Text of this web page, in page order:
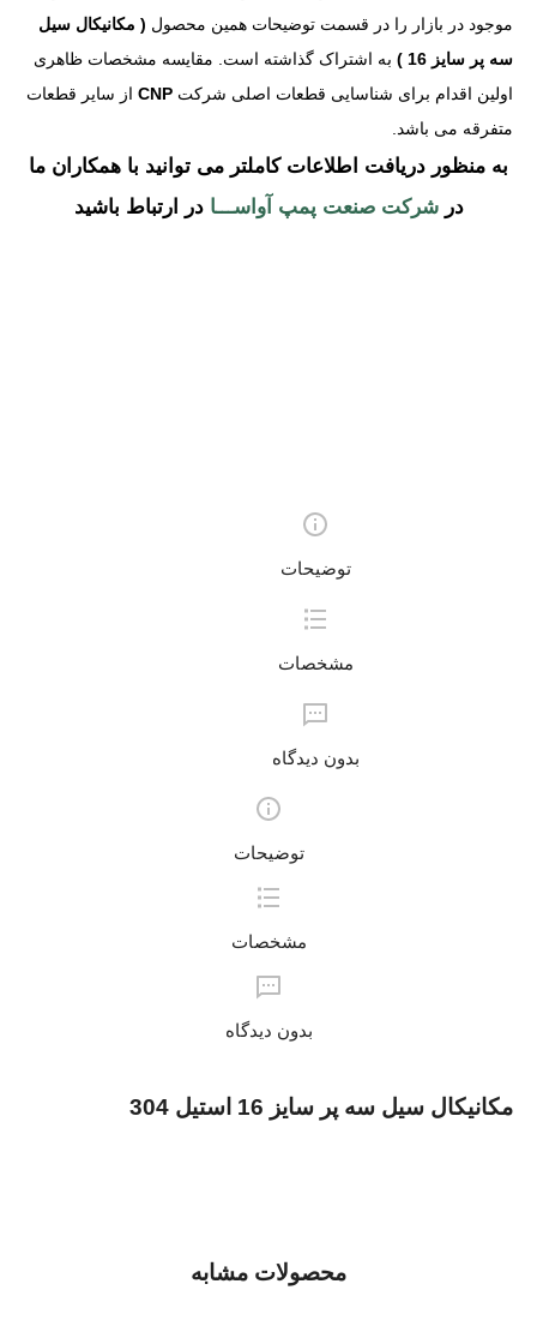
موجود در بازار را در قسمت توضیحات همین محصول ( مکانیکال سیل
سه پر سایز 16 )
به اشتراک گذاشته است.
مقایسه مشخصات ظاهری
اولین اقدام برای شناسایی قطعات اصلی شرکت CNP از سایر قطعات
متفرقه می باشد.
به منظور دریافت اطلاعات کاملتر می توانید با همکاران ما
در شرکت صنعت پمپ آواســـادر ارتباط باشید
توضیحات
مشخصات
بدون دیدگاه
توضیحات
مشخصات
بدون دیدگاه
مکانیکال سیل سه پر سایز 16 استیل 304
محصولات مشابه